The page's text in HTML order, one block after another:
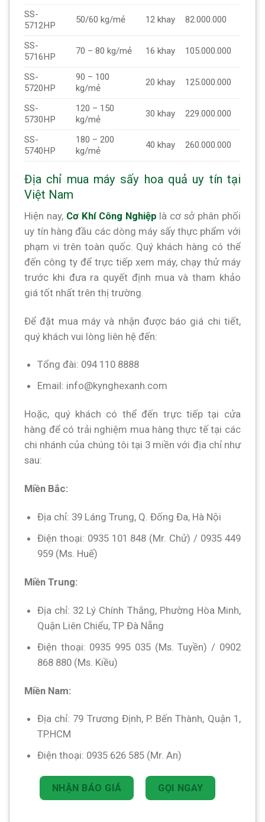
SS-
5712HP
50/60 kg/mẻ 12 khay 82.000.000
SS-
5716HP
70 – 80 kg/mẻ 16 khay 105.000.000
SS-
5720HP
90 – 100
kg/mẻ
20 khay 125.000.000
SS-
5730HP
120 – 150
kg/mẻ
30 khay 229.000.000
SS-
5740HP
180 – 200
kg/mẻ
40 khay 260.000.000
Địa chỉ mua máy sấy hoa quả uy tín tại
Việt Nam
Hiện nay, Cơ Khí Công Nghiệp là cơ sở phân phối
uy tín hàng đầu các dòng máy sấy thực phẩm với
phạm vi trên toàn quốc. Quý khách hàng có thể
đến công ty để trực tiếp xem máy, chạy thử máy
trước khi đưa ra quyết định mua và tham khảo
giá tốt nhất trên thị trường.
Để đặt mua máy và nhận được báo giá chi tiết,
quý khách vui lòng liên hệ đến:
Tổng đài: 094 110 8888
Email: info@kynghexanh.com
Hoặc, quý khách có thể đến trực tiếp tại cửa
hàng để có trải nghiệm mua hàng thực tế tại các
chi nhánh của chúng tôi tại 3 miền với địa chỉ như
sau:
Miền Bắc:
Địa chỉ: 39 Láng Trung, Q. Đống Đa, Hà Nội
Điện thoại: 0935 101 848 (Mr. Chử) / 0935 449
959 (Ms. Huế)
Miền Trung:
Địa chỉ: 32 Lý Chính Thắng, Phường Hòa Minh,
Quận Liên Chiểu, TP Đà Nẵng
Điện thoại: 0935 995 035 (Ms. Tuyền) / 0902
868 880 (Ms. Kiều)
Miền Nam:
Địa chỉ: 79 Trương Định, P. Bến Thành, Quận 1,
TP.HCM
Điện thoại: 0935 626 585 (Mr. An)
NHẬN BÁO GIÁ GỌI NGAY